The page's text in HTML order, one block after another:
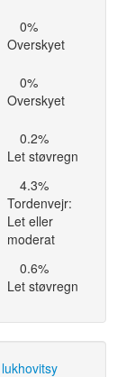
0%
Overskyet
0%
Overskyet
0.2%
Let støvregn
4.3%
Tordenvejr:
Let eller
moderat
0.6%
Let støvregn
lukhovitsy